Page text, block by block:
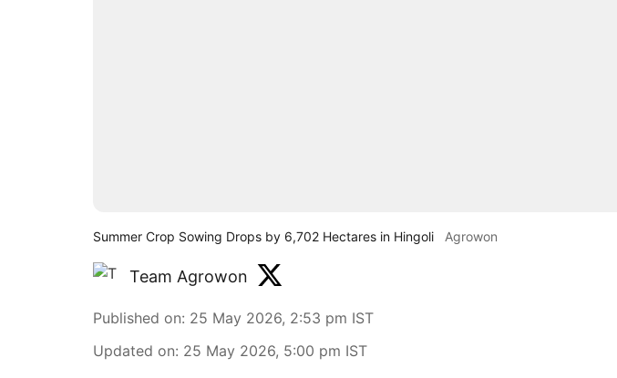
Summer Crop Sowing Drops by 6,702 Hectares in Hingoli Agrowon
Team Agrowon
Published on: 25 May 2026, 2:53 pm IST
Updated on: 25 May 2026, 5:00 pm IST